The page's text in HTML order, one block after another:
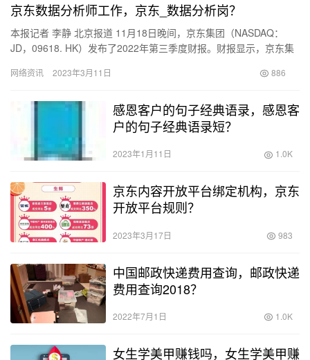
京东数据分析师工作，京东_数据分析岗？
本报记者 李静 北京报道 11月18日晚间，京东集团（NASDAQ：
JD，09618. HK）发布了2022年第三季度财报。财报显示，京东集
网络资讯 2023年3月11日 886
感恩客户的句子经典语录，感恩客
户的句子经典语录短？
2023年1月11日 1.0K
京东内容开放平台绑定机构，京东
开放平台规则？
2023年3月17日 983
中国邮政快递费用查询，邮政快递
费用查询2018？
2022年7月1日 1.0K
女生学美甲赚钱吗，女生学美甲赚